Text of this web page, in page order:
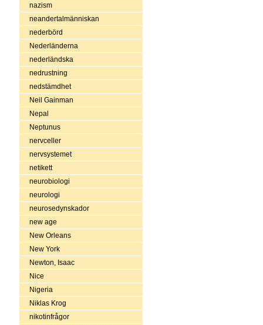
nazism
neandertalmänniskan
nederbörd
Nederländerna
nederländska
nedrustning
nedstämdhet
Neil Gainman
Nepal
Neptunus
nervceller
nervsystemet
netikett
neurobiologi
neurologi
neurosedynskador
new age
New Orleans
New York
Newton, Isaac
Nice
Nigeria
Niklas Krog
nikotinfrågor